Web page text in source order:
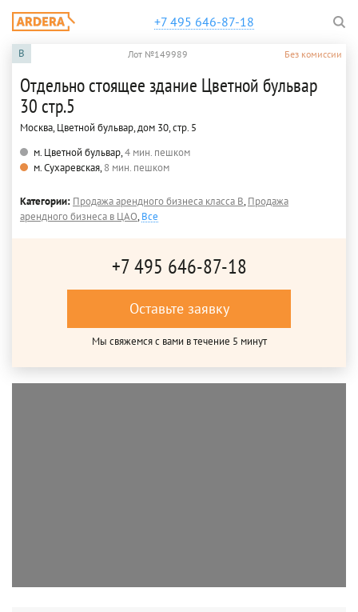
+7 495 646-87-18
B Лот №149989 Без комиссии
Отдельно стоящее здание Цветной бульвар
30 стр.5
Москва, Цветной бульвар, дом 30, стр. 5
м. Цветной бульвар,4 мин. пешком
м. Сухаревская,8 мин. пешком
Категории: Продажа арендного бизнеса класса B,Продажа
арендного бизнеса в ЦАО,Все
+7 495 646-87-18
Оставьте заявку
Мы свяжемся с вами в течение 5 минут